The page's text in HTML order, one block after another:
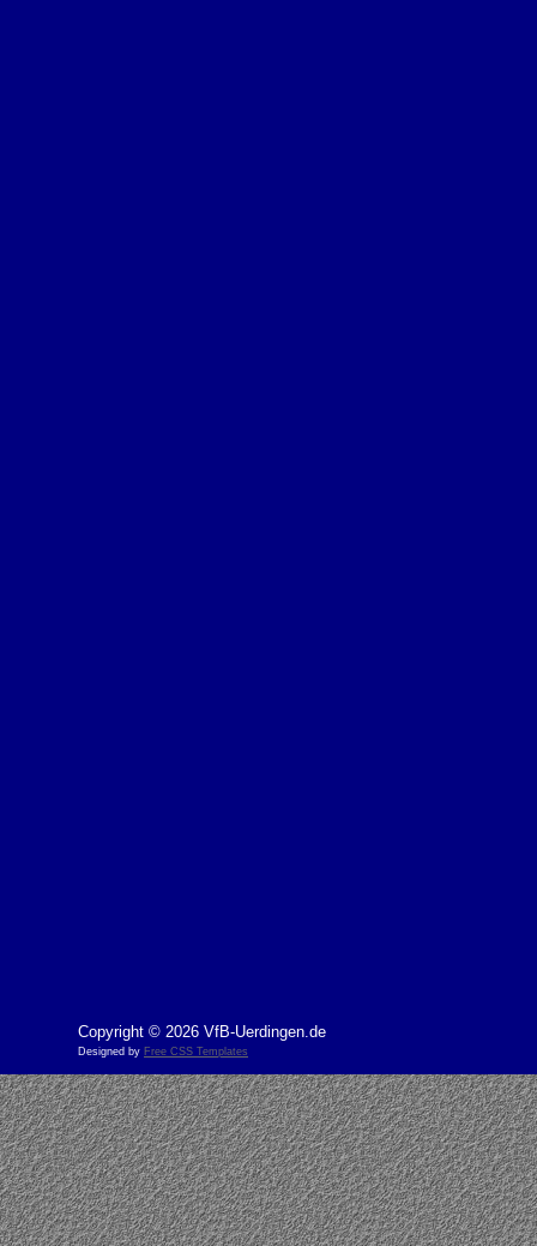
Copyright © 2026 VfB-Uerdingen.de
Designed by Free CSS Templates